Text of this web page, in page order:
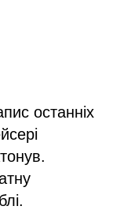
останніх